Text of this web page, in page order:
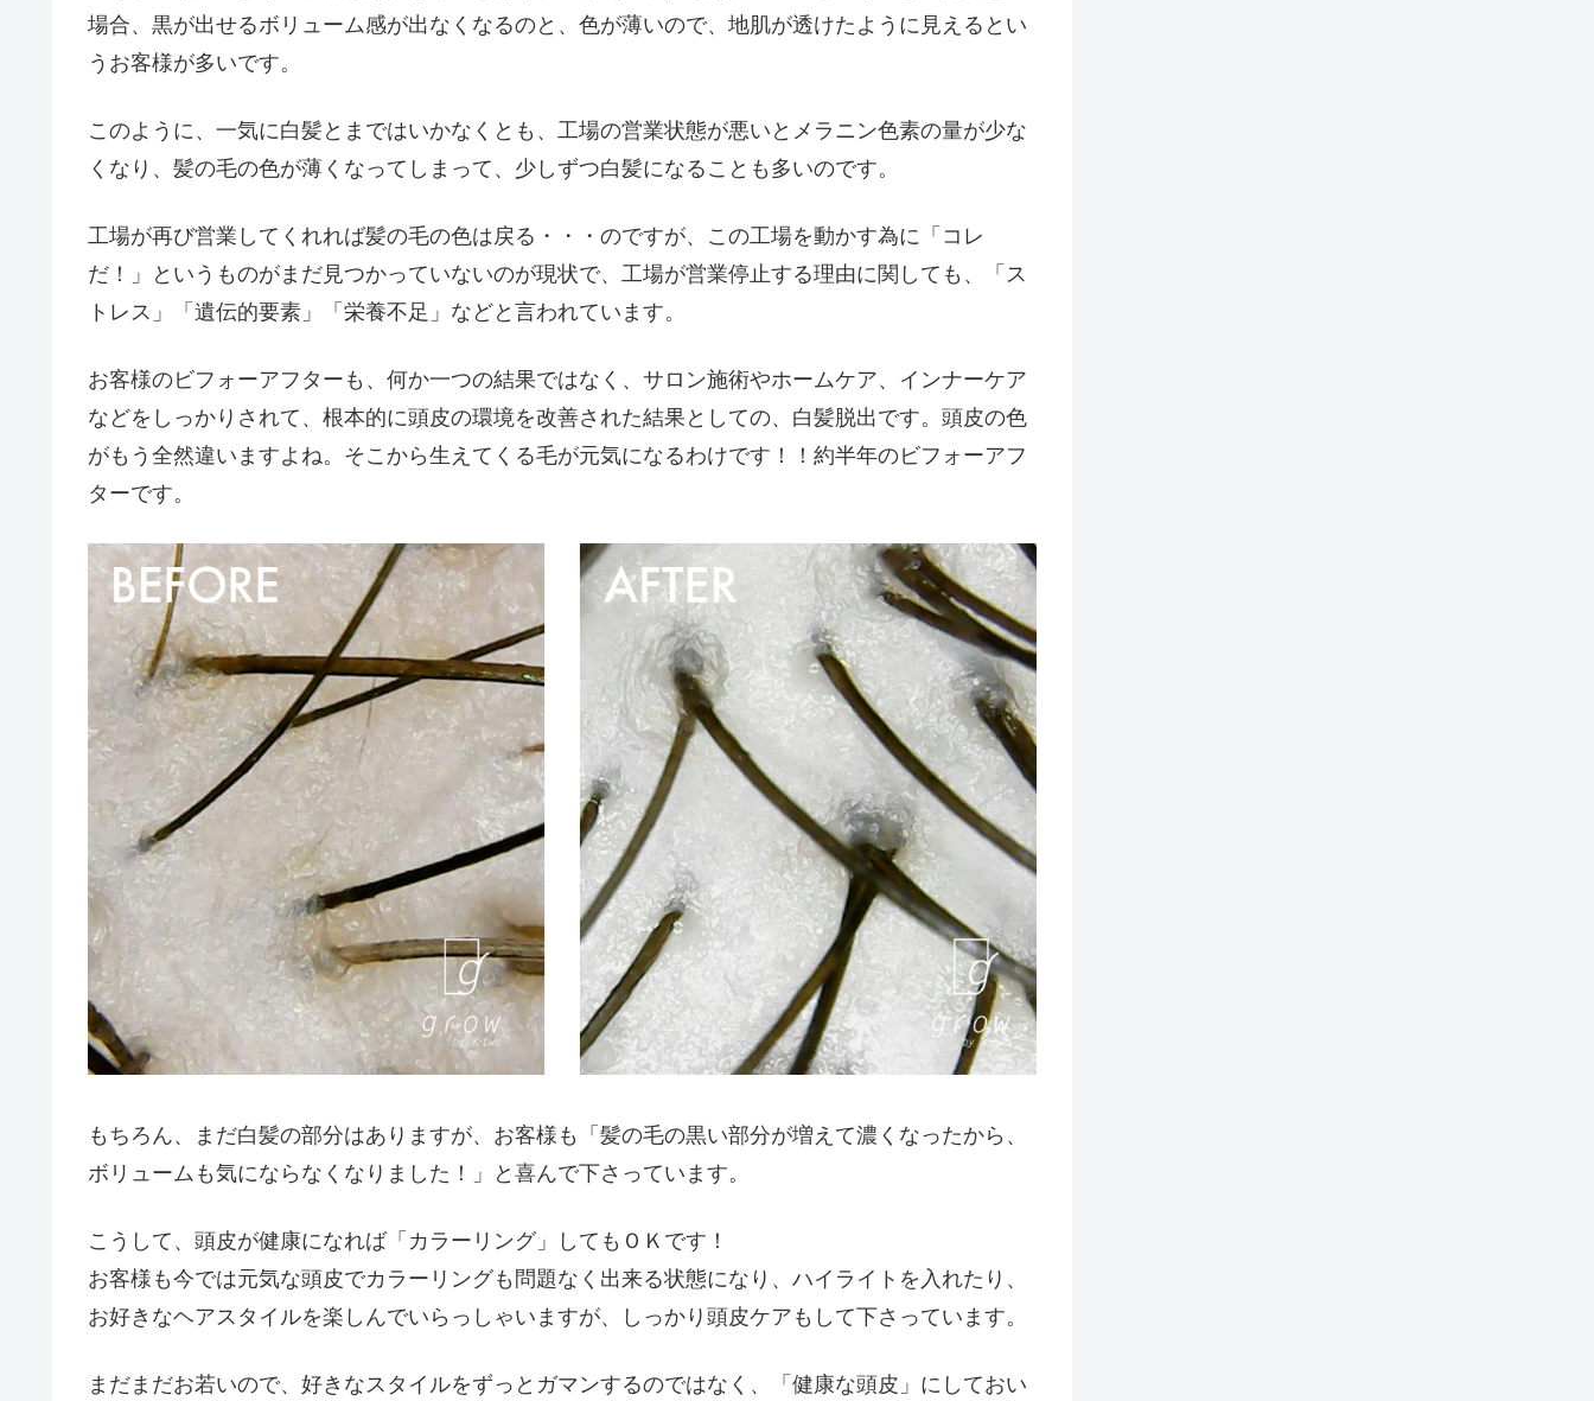
場合、黒が出せるボリューム感が出なくなるのと、色が薄いので、地肌が透けたように見えるとい
うお客様が多いです。
このように、一気に白髪とまではいかなくとも、工場の営業状態が悪いとメラニン色素の量が少な
くなり、髪の毛の色が薄くなってしまって、少しずつ白髪になることも多いのです。
工場が再び営業してくれれば髪の毛の色は戻る・・・のですが、この工場を動かす為に「コレ
だ！」というものがまだ見つかっていないのが現状で、工場が営業停止する理由に関しても、「ス
トレス」「遺伝的要素」「栄養不足」などと言われています。
お客様のビフォーアフターも、何か一つの結果ではなく、サロン施術やホームケア、インナーケア
などをしっかりされて、根本的に頭皮の環境を改善された結果としての、白髪脱出です。頭皮の色
がもう全然違いますよね。そこから生えてくる毛が元気になるわけです！！約半年のビフォーアフ
ターです。
もちろん、まだ白髪の部分はありますが、お客様も「髪の毛の黒い部分が増えて濃くなったから、
ボリュームも気にならなくなりました！」と喜んで下さっています。
こうして、頭皮が健康になれば「カラーリング」してもＯＫです！
お客様も今では元気な頭皮でカラーリングも問題なく出来る状態になり、ハイライトを入れたり、
お好きなヘアスタイルを楽しんでいらっしゃいますが、しっかり頭皮ケアもして下さっています。
まだまだお若いので、好きなスタイルをずっとガマンするのではなく、「健康な頭皮」にしておい